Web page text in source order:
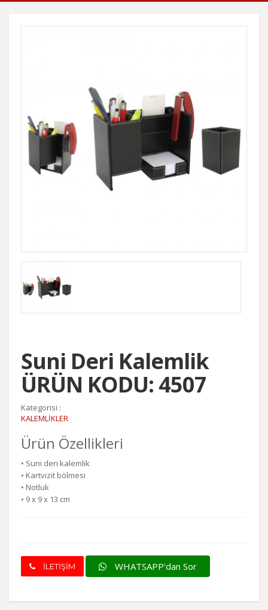
Suni Deri Kalemlik
ÜRÜN KODU: 4507
Kategorisi :
KALEMLİKLER
Ürün Özellikleri
• Suni deri kalemlik
• Kartvizit bölmesi
• Notluk
• 9 x 9 x 13 cm
İLETİŞİM WHATSAPP'dan Sor